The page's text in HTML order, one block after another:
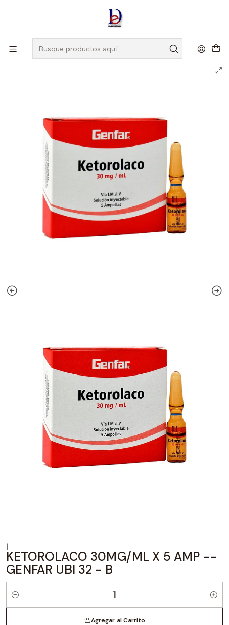
, Si eres nuevo regístrate
KETOROLACO 30MG/ML X 5 AMP --GENFAR UBI 32 - B
KETOROLACO 30MG/ML X 5 AMP --
GENFAR UBI 32 - B
Cantidad
Agregar al Carrito